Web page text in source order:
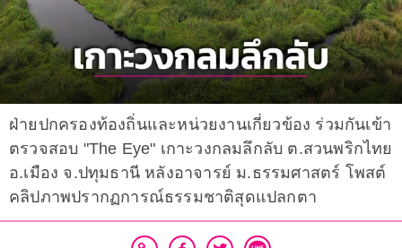
ฝ่ายปกครองท้องถิ่นและหน่วยงานเกี่ยวข้อง ร่วมกันเข้า
ตรวจสอบ "The Eye" เกาะวงกลมลึกลับ ต.สวนพริกไทย
อ.เมือง จ.ปทุมธานี หลังอาจารย์ ม.ธรรมศาสตร์ โพสต์
คลิปภาพปรากฏการณ์ธรรมชาติสุดแปลกตา